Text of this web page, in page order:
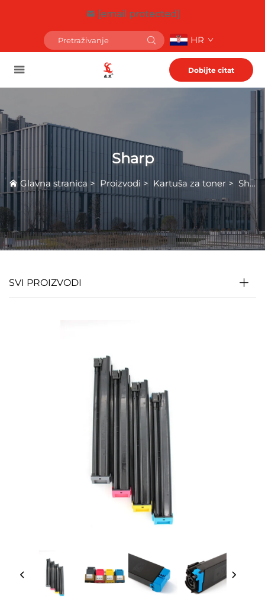
[email protected]
HR
Dobijte citat
Sharp
Glavna stranica > Proizvodi > Kartuša za toner > Sharp
SVI PROIZVODI